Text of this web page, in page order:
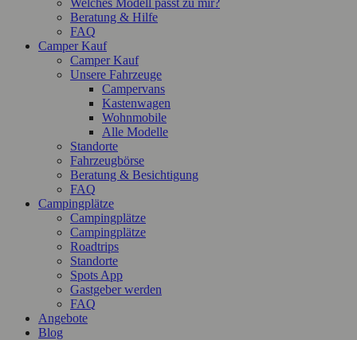
Welches Modell passt zu mir?
Beratung & Hilfe
FAQ
Camper Kauf
Camper Kauf
Unsere Fahrzeuge
Campervans
Kastenwagen
Wohnmobile
Alle Modelle
Standorte
Fahrzeugbörse
Beratung & Besichtigung
FAQ
Campingplätze
Campingplätze
Campingplätze
Roadtrips
Standorte
Spots App
Gastgeber werden
FAQ
Angebote
Blog